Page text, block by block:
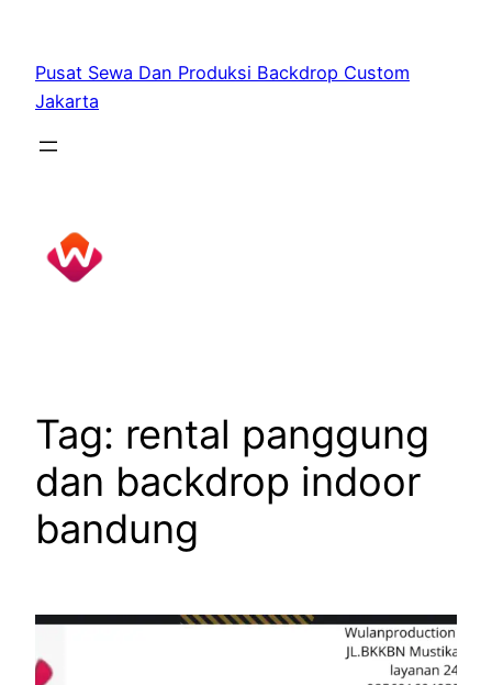
content
Pusat Sewa Dan Produksi Backdrop Custom
Jakarta
Tag: rental panggung
dan backdrop indoor
bandung